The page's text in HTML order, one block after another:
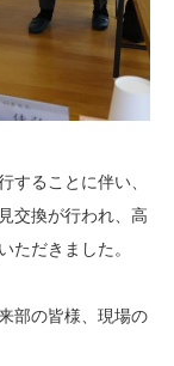
することに伴い、
交換が行われ、高
ただきました。
部の皆様、現場の